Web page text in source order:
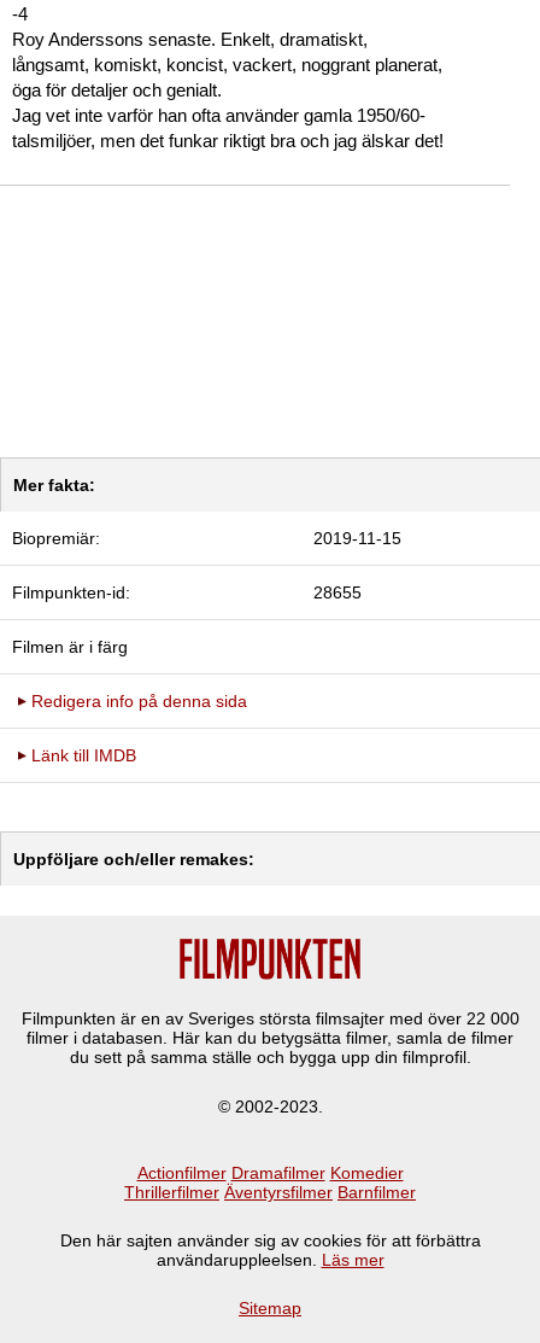
-4
Roy Anderssons senaste. Enkelt, dramatiskt,
långsamt, komiskt, koncist, vackert, noggrant planerat,
öga för detaljer och genialt.
Jag vet inte varför han ofta använder gamla 1950/60-
talsmiljöer, men det funkar riktigt bra och jag älskar det!
Mer fakta:
Biopremiär: 2019-11-15
Filmpunkten-id: 28655
Filmen är i färg
Redigera info på denna sida
Länk till IMDB
Uppföljare och/eller remakes:
Filmpunkten är en av Sveriges största filmsajter med över 22 000
filmer i databasen. Här kan du betygsätta filmer, samla de filmer
du sett på samma ställe och bygga upp din filmprofil.
© 2002-2023.
Actionfilmer Dramafilmer Komedier
Thrillerfilmer Äventyrsfilmer Barnfilmer
Den här sajten använder sig av cookies för att förbättra
användaruppleelsen. Läs mer
Sitemap